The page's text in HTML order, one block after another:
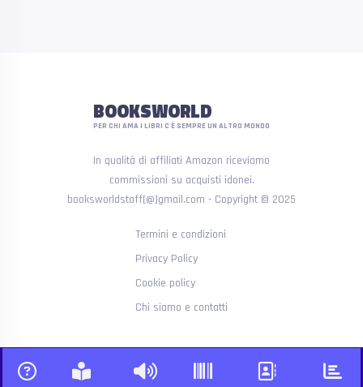
BOOKSWORLD
PER CHI AMA I LIBRI C'È SEMPRE UN ALTRO MONDO
In qualità di affiliati Amazon riceviamo
commissioni su acquisti idonei.
booksworldstaff[@]gmail.com - Copyright © 2025
Termini e condizioni
Privacy Policy
Cookie policy
Chi siamo e contatti